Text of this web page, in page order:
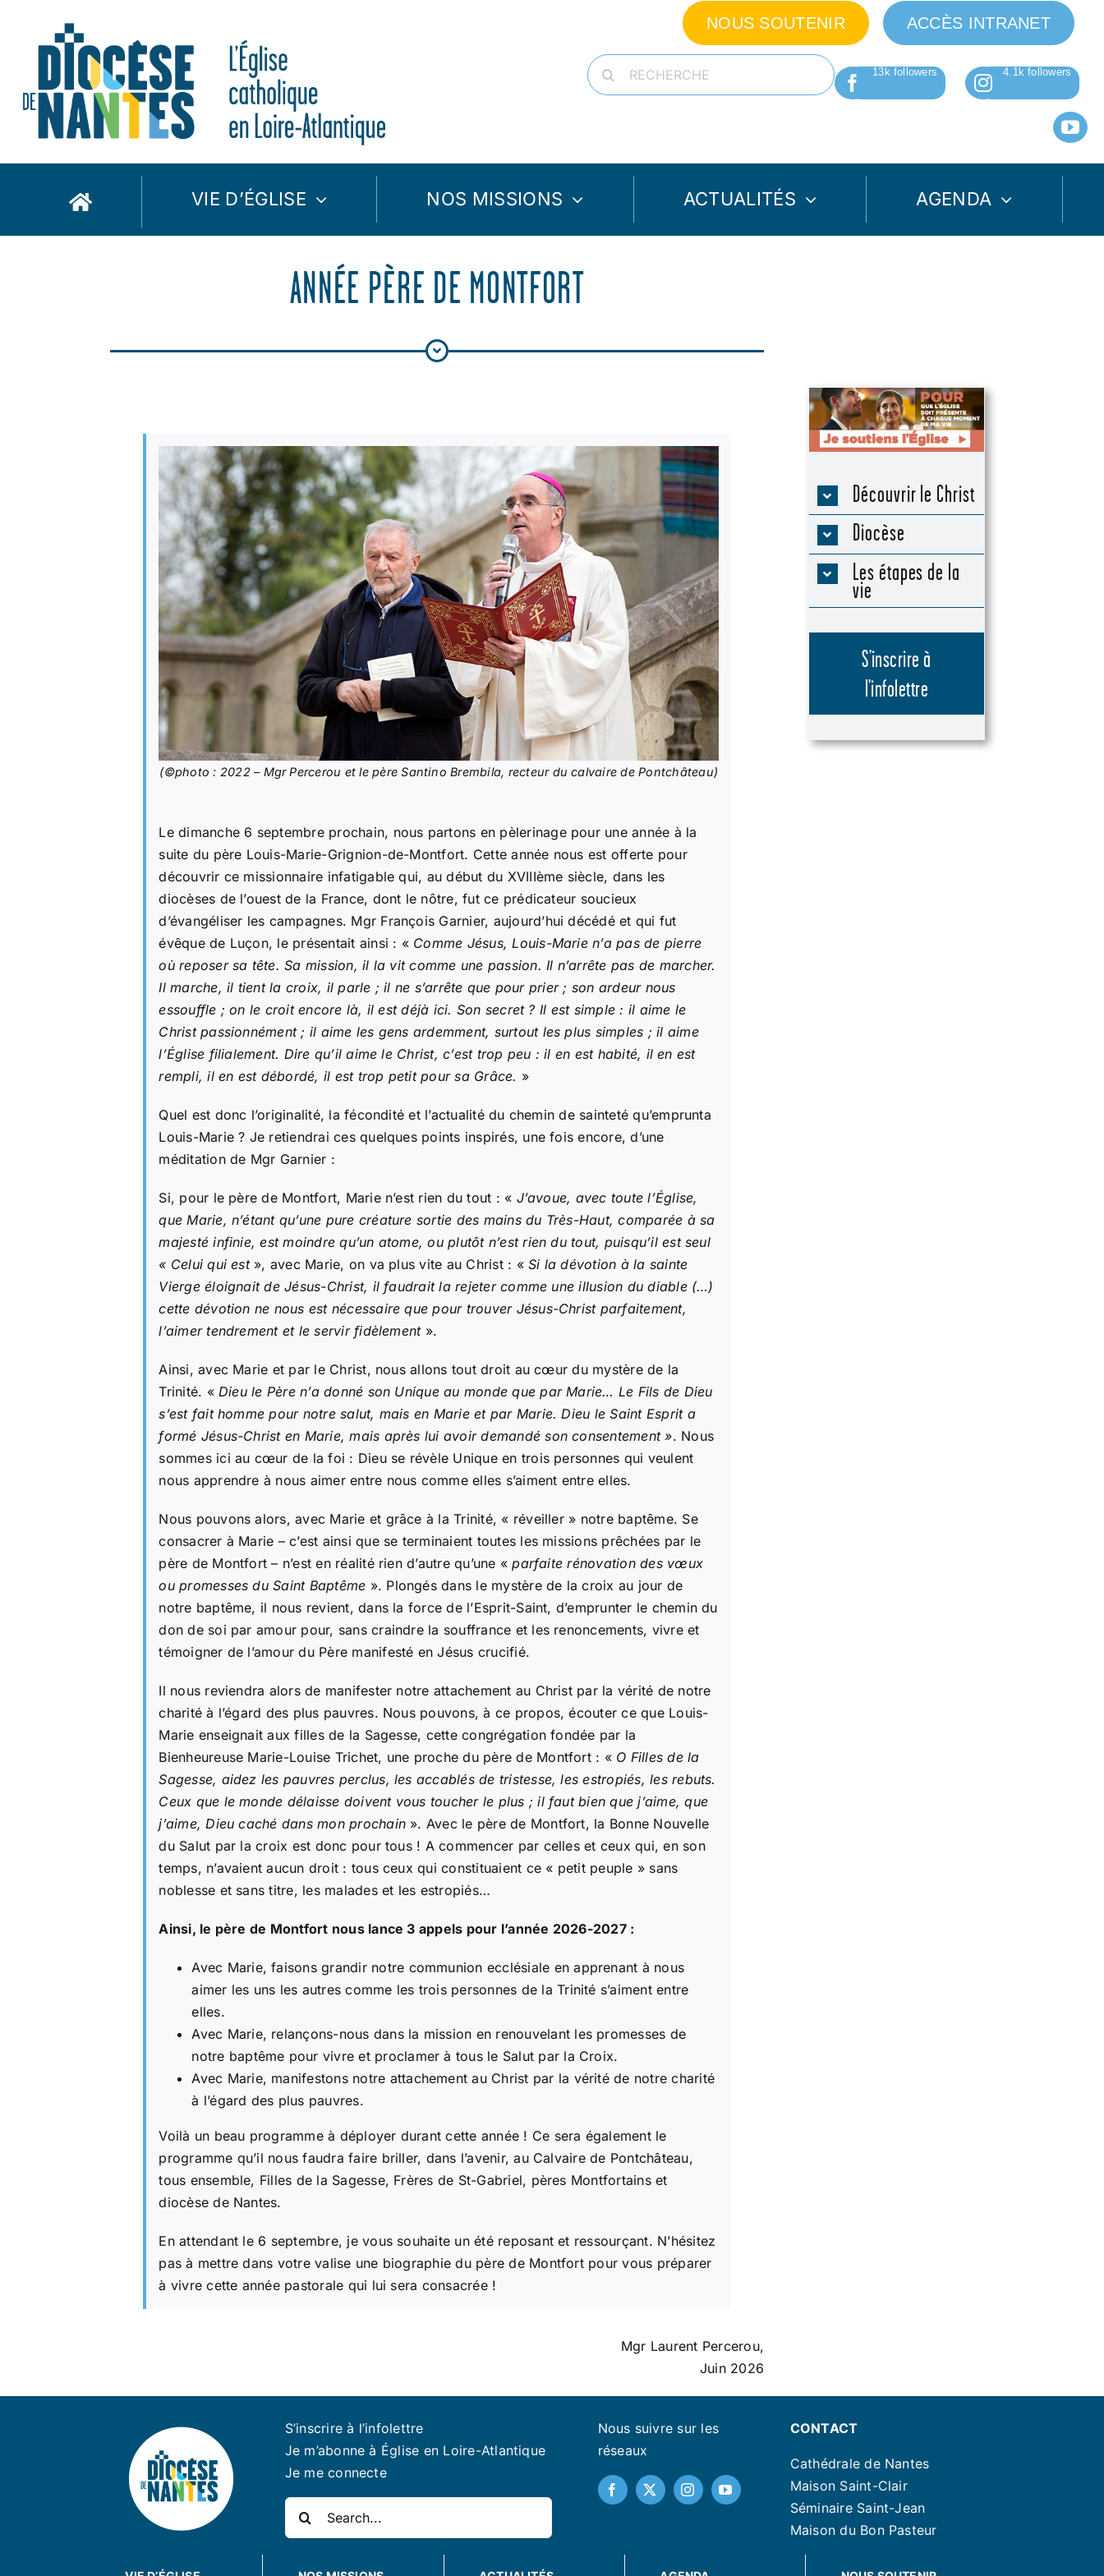
contenu
NOUS SOUTENIR ACCÈS INTRANET
Rechercher:
VIE D’ÉGLISE NOS MISSIONS ACTUALITÉS AGENDA
ANNÉE PÈRE DE MONTFORT
(©photo : 2022 – Mgr Percerou et le père Santino Brembila, recteur du calvaire de Pontchâteau)
Le dimanche 6 septembre prochain, nous partons en pèlerinage pour une année à la
suite du père Louis-Marie-Grignion-de-Montfort. Cette année nous est offerte pour
découvrir ce missionnaire infatigable qui, au début du XVIIIème siècle, dans les
diocèses de l’ouest de la France, dont le nôtre, fut ce prédicateur soucieux
d’évangéliser les campagnes. Mgr François Garnier, aujourd’hui décédé et qui fut
évêque de Luçon, le présentait ainsi : « Comme Jésus, Louis-Marie n’a pas de pierre
où reposer sa tête. Sa mission, il la vit comme une passion. Il n’arrête pas de marcher.
Il marche, il tient la croix, il parle ; il ne s’arrête que pour prier ; son ardeur nous
essouffle ; on le croit encore là, il est déjà ici. Son secret ? Il est simple : il aime le
Christ passionnément ; il aime les gens ardemment, surtout les plus simples ; il aime
l’Église filialement. Dire qu’il aime le Christ, c’est trop peu : il en est habité, il en est
rempli, il en est débordé, il est trop petit pour sa Grâce. »
Quel est donc l’originalité, la fécondité et l’actualité du chemin de sainteté qu’emprunta
Louis-Marie ? Je retiendrai ces quelques points inspirés, une fois encore, d’une
méditation de Mgr Garnier :
Si, pour le père de Montfort, Marie n’est rien du tout : « J’avoue, avec toute l’Église,
que Marie, n’étant qu’une pure créature sortie des mains du Très-Haut, comparée à sa
majesté infinie, est moindre qu’un atome, ou plutôt n’est rien du tout, puisqu’il est seul
« Celui qui est», avec Marie, on va plus vite au Christ : «Si la dévotion à la sainte
Vierge éloignait de Jésus-Christ, il faudrait la rejeter comme une illusion du diable (…)
cette dévotion ne nous est nécessaire que pour trouver Jésus-Christ parfaitement,
l’aimer tendrement et le servir fidèlement».
Ainsi, avec Marie et par le Christ, nous allons tout droit au cœur du mystère de la
Trinité. « Dieu le Père n’a donné son Unique au monde que par Marie… Le Fils de Dieu
s’est fait homme pour notre salut, mais en Marie et par Marie. Dieu le Saint Esprit a
formé Jésus-Christ en Marie, mais après lui avoir demandé son consentement ». Nous
sommes ici au cœur de la foi : Dieu se révèle Unique en trois personnes qui veulent
nous apprendre à nous aimer entre nous comme elles s’aiment entre elles.
Nous pouvons alors, avec Marie et grâce à la Trinité, « réveiller » notre baptême. Se
consacrer à Marie – c’est ainsi que se terminaient toutes les missions prêchées par le
père de Montfort – n’est en réalité rien d’autre qu’une «parfaite rénovation des vœux
ou promesses du Saint Baptême ». Plongés dans le mystère de la croix au jour de
notre baptême, il nous revient, dans la force de l’Esprit-Saint, d’emprunter le chemin du
don de soi par amour pour, sans craindre la souffrance et les renoncements, vivre et
témoigner de l’amour du Père manifesté en Jésus crucifié.
Il nous reviendra alors de manifester notre attachement au Christ par la vérité de notre
charité à l’égard des plus pauvres. Nous pouvons, à ce propos, écouter ce que Louis-
Marie enseignait aux filles de la Sagesse, cette congrégation fondée par la
Bienheureuse Marie-Louise Trichet, une proche du père de Montfort : « O Filles de la
Sagesse, aidez les pauvres perclus, les accablés de tristesse, les estropiés, les rebuts.
Ceux que le monde délaisse doivent vous toucher le plus ; il faut bien que j’aime, que
j’aime, Dieu caché dans mon prochain ». Avec le père de Montfort, la Bonne Nouvelle
du Salut par la croix est donc pour tous ! A commencer par celles et ceux qui, en son
temps, n’avaient aucun droit : tous ceux qui constituaient ce « petit peuple » sans
noblesse et sans titre, les malades et les estropiés…
Ainsi, le père de Montfort nous lance 3 appels pour l’année 2026-2027 :
Avec Marie, faisons grandir notre communion ecclésiale en apprenant à nous
aimer les uns les autres comme les trois personnes de la Trinité s’aiment entre
elles.
Avec Marie, relançons-nous dans la mission en renouvelant les promesses de
notre baptême pour vivre et proclamer à tous le Salut par la Croix.
Avec Marie, manifestons notre attachement au Christ par la vérité de notre charité
à l’égard des plus pauvres.
Voilà un beau programme à déployer durant cette année ! Ce sera également le
programme qu’il nous faudra faire briller, dans l’avenir, au Calvaire de Pontchâteau,
tous ensemble, Filles de la Sagesse, Frères de St-Gabriel, pères Montfortains et
diocèse de Nantes.
En attendant le 6 septembre, je vous souhaite un été reposant et ressourçant. N’hésitez
pas à mettre dans votre valise une biographie du père de Montfort pour vous préparer
à vivre cette année pastorale qui lui sera consacrée !
Mgr Laurent Percerou,
Juin 2026
Découvrir le Christ
Diocèse
Les étapes de la
vie
S’inscrire à
l’infolettre
S’inscrire à l’infolettre
Je m’abonne à Église en Loire-Atlantique
Je me connecte
Rechercher:
Nous suivre sur les
réseaux
CONTACT
Cathédrale de Nantes
Maison Saint-Clair
Séminaire Saint-Jean
Maison du Bon Pasteur